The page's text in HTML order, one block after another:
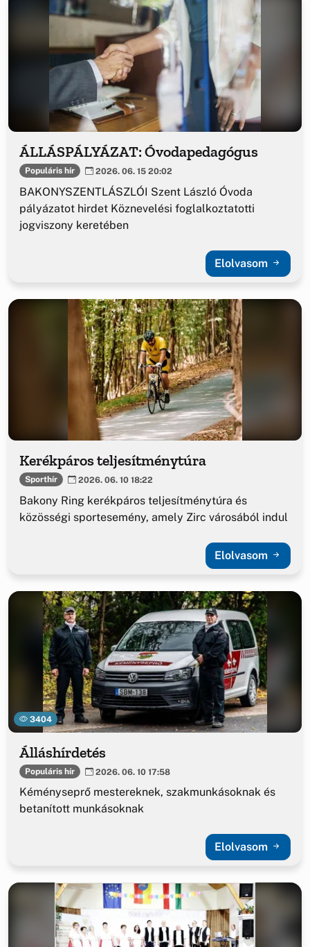
ÁLLÁSPÁLYÁZAT: Óvodapedagógus
Populáris hír 2026. 06. 15 20:02
BAKONYSZENTLÁSZLÓI Szent László Óvoda
pályázatot hirdet Köznevelési foglalkoztatotti
jogviszony keretében
Elolvasom
Kerékpáros teljesítménytúra
Sporthír 2026. 06. 10 18:22
Bakony Ring kerékpáros teljesítménytúra és
közösségi sportesemény, amely Zirc városából indul
Elolvasom
3404
Álláshírdetés
Populáris hír 2026. 06. 10 17:58
Kéményseprő mestereknek, szakmunkásoknak és
betanított munkásoknak
Elolvasom